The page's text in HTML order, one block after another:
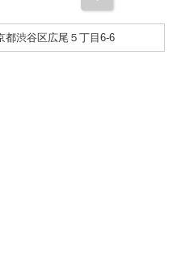
都渋谷区広尾５丁目6-6